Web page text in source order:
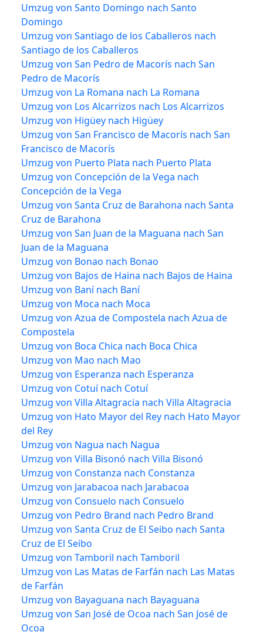
Umzug von Santo Domingo nach Santo
Domingo
Umzug von Santiago de los Caballeros nach
Santiago de los Caballeros
Umzug von San Pedro de Macorís nach San
Pedro de Macorís
Umzug von La Romana nach La Romana
Umzug von Los Alcarrizos nach Los Alcarrizos
Umzug von Higüey nach Higüey
Umzug von San Francisco de Macorís nach San
Francisco de Macorís
Umzug von Puerto Plata nach Puerto Plata
Umzug von Concepción de la Vega nach
Concepción de la Vega
Umzug von Santa Cruz de Barahona nach Santa
Cruz de Barahona
Umzug von San Juan de la Maguana nach San
Juan de la Maguana
Umzug von Bonao nach Bonao
Umzug von Bajos de Haina nach Bajos de Haina
Umzug von Baní nach Baní
Umzug von Moca nach Moca
Umzug von Azua de Compostela nach Azua de
Compostela
Umzug von Boca Chica nach Boca Chica
Umzug von Mao nach Mao
Umzug von Esperanza nach Esperanza
Umzug von Cotuí nach Cotuí
Umzug von Villa Altagracia nach Villa Altagracia
Umzug von Hato Mayor del Rey nach Hato Mayor
del Rey
Umzug von Nagua nach Nagua
Umzug von Villa Bisonó nach Villa Bisonó
Umzug von Constanza nach Constanza
Umzug von Jarabacoa nach Jarabacoa
Umzug von Consuelo nach Consuelo
Umzug von Pedro Brand nach Pedro Brand
Umzug von Santa Cruz de El Seibo nach Santa
Cruz de El Seibo
Umzug von Tamboril nach Tamboril
Umzug von Las Matas de Farfán nach Las Matas
de Farfán
Umzug von Bayaguana nach Bayaguana
Umzug von San José de Ocoa nach San José de
Ocoa